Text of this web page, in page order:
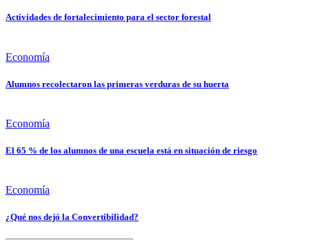
Actividades de fortalecimiento para el sector forestal
Economía
Alumnos recolectaron las primeras verduras de su huerta
Economía
El 65 % de los alumnos de una escuela está en situación de riesgo
Economía
¿Qué nos dejó la Convertibilidad?